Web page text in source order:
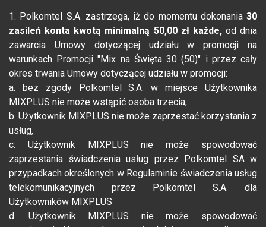
1. Polkomtel S.A. zastrzega, iż do momentu dokonania 30
zasileń konta kwotą minimalną 50,00 zł każde,od dnia
zawarcia Umowy dotyczącej udziału w promocji na
warunkach Promocji "Mix na Święta 30 (50)" i przez cały
okres trwania Umowy dotyczącej udziału w promocji:
a. bez zgody Polkomtel S.A. w miejsce Użytkownika
MIXPLUS nie może wstąpić osoba trzecia,
b. Użytkownik MIXPLUS nie może zaprzestać korzystania z
usług,
c. Użytkownik MIXPLUS nie może spowodować
zaprzestania świadczenia usług przez Polkomtel SA w
przypadkach określonych w Regulaminie świadczenia usług
telekomunikacyjnych przez Polkomtel S.A. dla
Użytkowników MIXPLUS
d. Użytkownik MIXPLUS nie może spowodować